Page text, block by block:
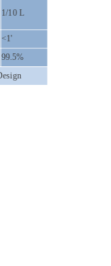
1/10 L
<1'
99.5%